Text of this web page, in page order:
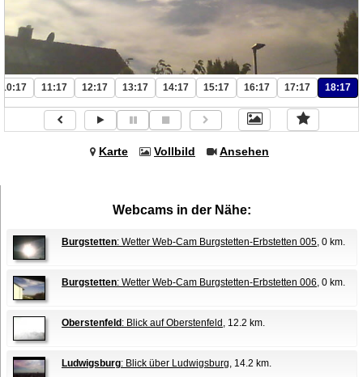
10:17 11:17 12:17 13:17 14:17 15:17 16:17 17:17 18:17
Karte Vollbild Ansehen
Webcams in der Nähe:
Burgstetten: Wetter Web-Cam Burgstetten-Erbstetten 005, 0 km.
Burgstetten: Wetter Web-Cam Burgstetten-Erbstetten 006, 0 km.
Oberstenfeld : Blick auf Oberstenfeld , 12.2 km.
Ludwigsburg: Blick über Ludwigsburg, 14.2 km.